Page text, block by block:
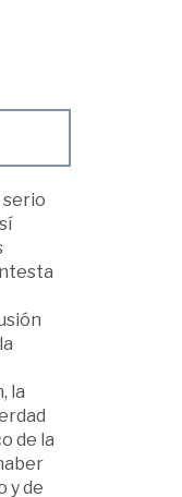
serio
la
de la
y de